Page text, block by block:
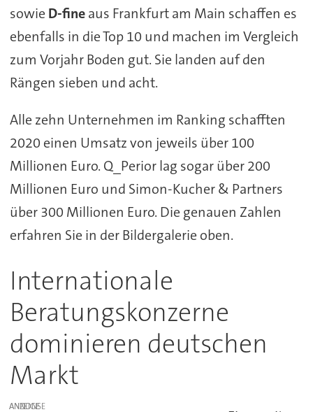
sowie D-fineaus Frankfurt am Main schaffen es
ebenfalls in die Top 10 und machen im Vergleich
zum Vorjahr Boden gut. Sie landen auf den
Rängen sieben und acht.
Alle zehn Unternehmen im Ranking schafften
2020 einen Umsatz von jeweils über 100
Millionen Euro. Q_Perior lag sogar über 200
Millionen Euro und Simon-Kucher & Partners
über 300 Millionen Euro. Die genauen Zahlen
erfahren Sie in der Bildergalerie oben.
Internationale
Beratungskonzerne
dominieren deutschen
Markt
ANZEIGE